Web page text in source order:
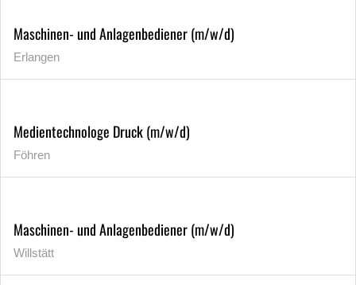
Maschinen- und Anlagenbediener (m/w/d)
Erlangen
Medientechnologe Druck (m/w/d)
Föhren
Maschinen- und Anlagenbediener (m/w/d)
Willstätt